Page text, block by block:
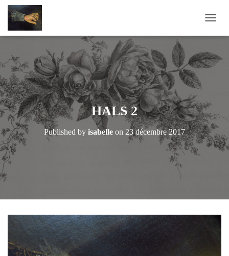
HALS 2
Published by isabelle on 23 décembre 2017